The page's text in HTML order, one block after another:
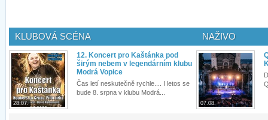
KLUBOVÁ SCÉNA
28.07.
12. Koncert pro Kaštánka pod
širým nebem v legendárním klubu
Modrá Vopice
Čas letí neskutečně rychle.... I letos se
bude 8. srpna v klubu Modrá...
NAŽIVO
07.08.